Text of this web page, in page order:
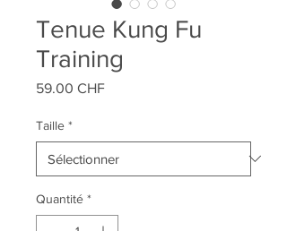
Tenue Kung Fu
Training
59.00 CHFPrix
Taille *
Quantité *